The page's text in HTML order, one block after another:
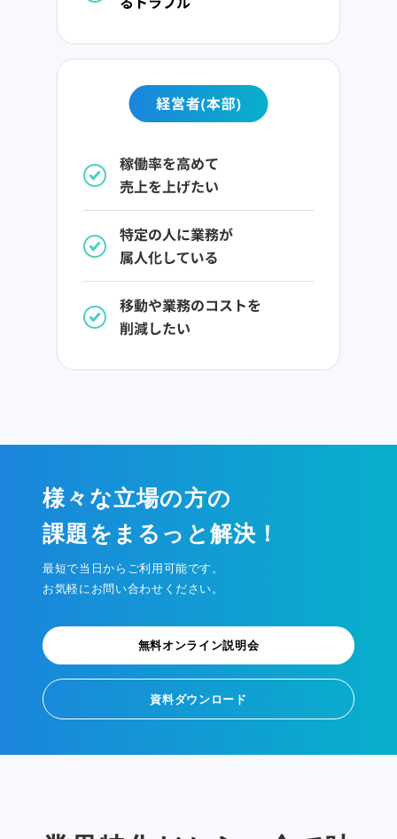
様々な立場の方の
課題をまるっと解決！
最短で当日からご利用可能です。
お気軽にお問い合わせください。
無料オンライン説明会
資料ダウンロード